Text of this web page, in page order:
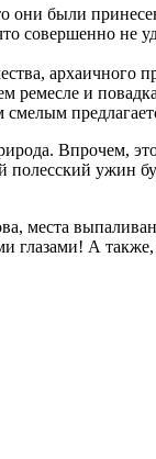
они были
совершенно не
ремесле и
Впрочем,
ужин
А